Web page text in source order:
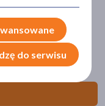
do serwisu